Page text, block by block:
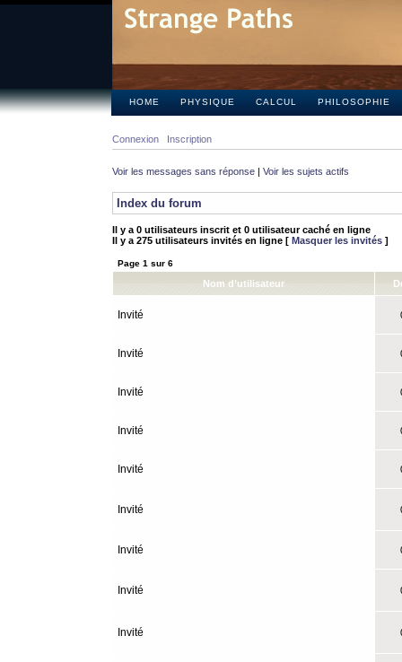
HOME PHYSIQUE CALCUL PHILOSOPHIE
Connexion Inscription
Voir les messages sans réponse | Voir les sujets actifs
Index du forum
Il y a 0 utilisateurs inscrit et 0 utilisateur caché en ligne
Il y a 275 utilisateurs invités en ligne [ Masquer les invités ]
Page 1 sur 6
Nom d’utilisateur
Invité
Invité
Invité
Invité
Invité
Invité
Invité
Invité
Invité